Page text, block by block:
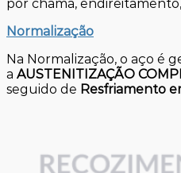
por chama,
Normalização
Na Normalização, o aço é
a AUSTENITIZAÇÃO
seguido de Resfriamento